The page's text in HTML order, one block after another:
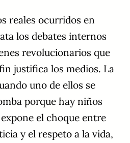
reales ocurridos en
los debates internos
revolucionarios que
justifica los medios. La
uno de ellos se
porque hay niños
el choque entre
y el respeto a la vida,